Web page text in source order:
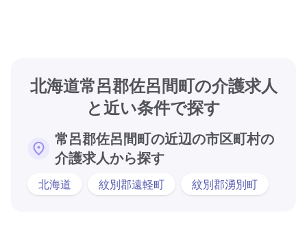
北海道常呂郡佐呂間町の介護求人
と近い条件で探す
常呂郡佐呂間町の近辺の市区町村の
介護求人から探す
北海道 紋別郡遠軽町 紋別郡湧別町